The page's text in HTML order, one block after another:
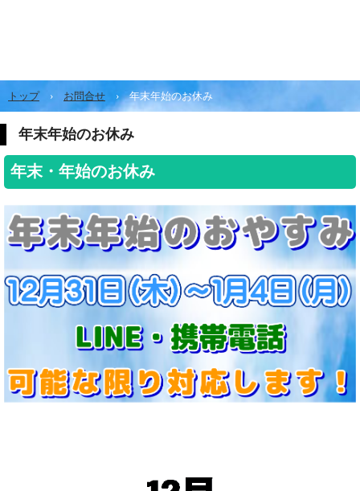
トップ › お問合せ › 年末年始のお休み
年末年始のお休み
年末・年始のお休み